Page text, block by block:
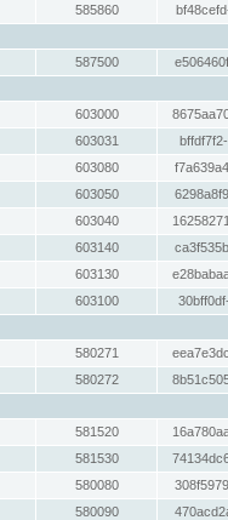
585860
587500
603000
603031
603080
603050
603040
603140
603130
603100
580271
580272
581520
581530
580080
580090